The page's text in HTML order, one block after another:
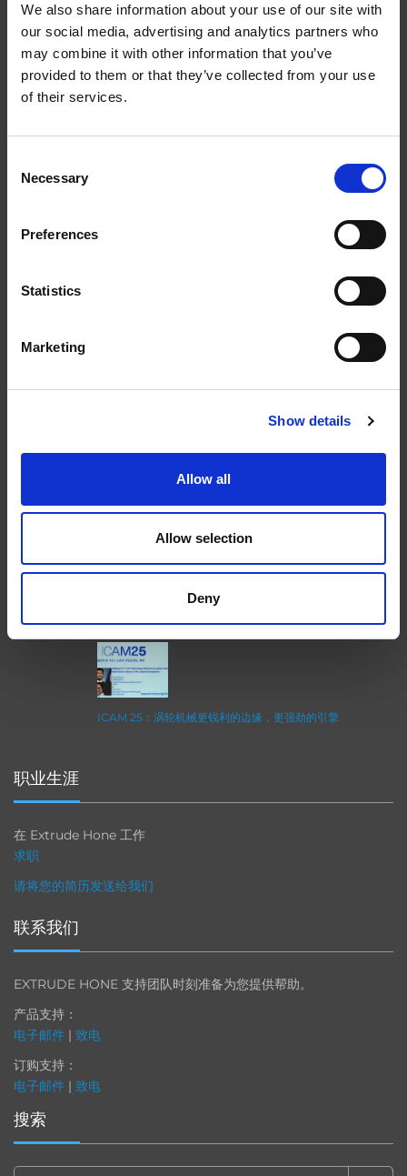
We also share information about your use of our site with
our social media, advertising and analytics partners who
may combine it with other information that you’ve
provided to them or that they’ve collected from your use
of their services.
Selection
Necessary
Preferences
Statistics
Marketing
Show details
Allow all
Allow selection
Deny
工解决方案系列可以触及您看不到的零件表面，并且对其进行成型
加工和完善，从而提供可以衡量改善程度的业绩。
隐私政策
政策
一般条款和条件
EXTRUDE HONE 如何重新定义一级方程式赛车的性能极
2026年柏林国际航空航天展（ILA BERLIN 2026）：全球
航空航天业齐聚柏林
ICAM 25：涡轮机械更锐利的边缘，更强劲的引擎
职业生涯
在 Extrude Hone 工作
求职
请将您的简历发送给我们
联系我们
EXTRUDE HONE 支持团队时刻准备为您提供帮助。
产品支持：
电子邮件 | 致电
订购支持：
电子邮件 | 致电
搜索